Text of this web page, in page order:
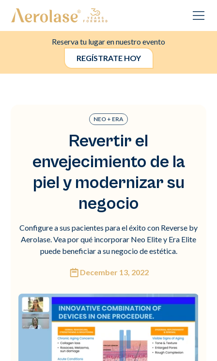
Reserva tu lugar en nuestro evento
REGÍSTRATE HOY
NEO + ERA
Revertir el
envejecimiento de la
piel y modernizar su
negocio
Configure a sus pacientes para el éxito con Reverse by
Aerolase. Vea por qué incorporar Neo Elite y Era Elite
puede beneficiar a su negocio de estética.
December 13, 2022